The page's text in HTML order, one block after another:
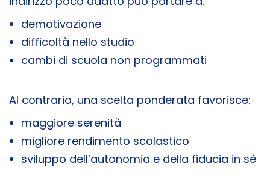
demotivazione
difficoltà nello studio
cambi di scuola non programmati
Al contrario, una scelta ponderata favorisce:
maggiore serenità
migliore rendimento scolastico
sviluppo dell’autonomia e della fiducia in sé